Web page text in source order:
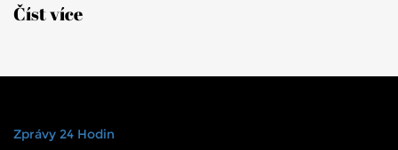
Číst více
Zprávy 24 Hodin